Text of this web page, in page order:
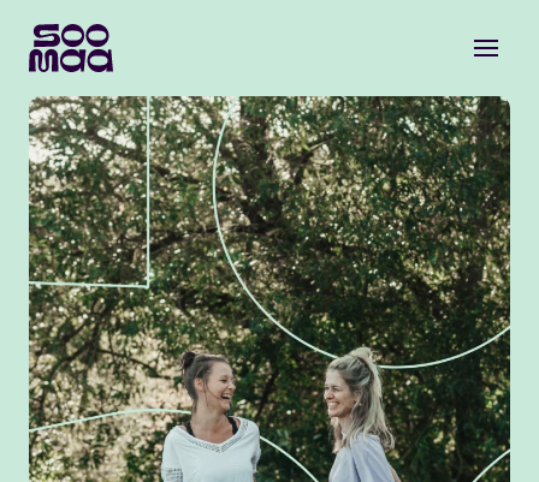
vision
framework
essentials
angebot
über uns
blog